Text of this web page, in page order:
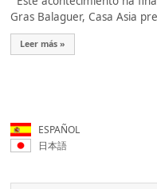
Gras Balaguer, Casa Asia
Leer más »
ESPAÑOL
日本語